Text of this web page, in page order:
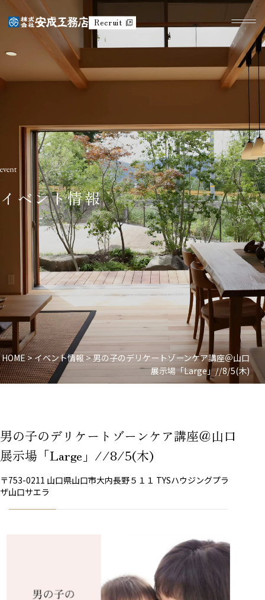
Recruit
イベント情報
HOME>イベント情報>男の子のデリケートゾーンケア講座＠山口
展示場「Large」//8/5(木)
男の子のデリケートゾーンケア講座＠山口
展示場「Large」//8/5(木)
〒753-0211 山口県山口市大内長野５１１ TYSハウジングプラ
ザ山口サエラ